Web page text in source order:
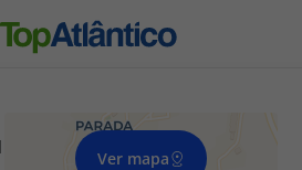
Ver mapa